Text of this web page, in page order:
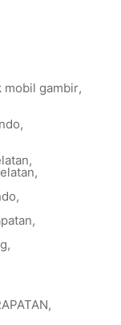
mobil gambir,
,
,
,
,
,
,
,